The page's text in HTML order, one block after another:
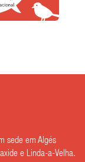
sede em Algés
e Linda-a-Velha.